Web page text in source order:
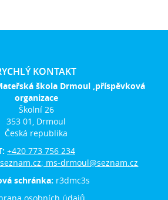
KONTAKT
škola Drmoul ,příspěvková
organizace
Školní 26
353 01, Drmoul
Česká republika
+420 773 756 234
ms-drmoul@seznam.cz
schránka: r3dmc3s